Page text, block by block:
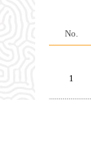
No.
1